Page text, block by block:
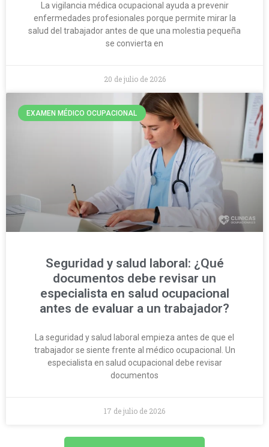
La vigilancia médica ocupacional ayuda a prevenir
enfermedades profesionales porque permite mirar la
salud del trabajador antes de que una molestia pequeña
se convierta en
20 de julio de 2026
EXAMEN MÉDICO OCUPACIONAL
Seguridad y salud laboral: ¿Qué
documentos debe revisar un
especialista en salud ocupacional
antes de evaluar a un trabajador?
La seguridad y salud laboral empieza antes de que el
trabajador se siente frente al médico ocupacional. Un
especialista en salud ocupacional debe revisar
documentos
17 de julio de 2026